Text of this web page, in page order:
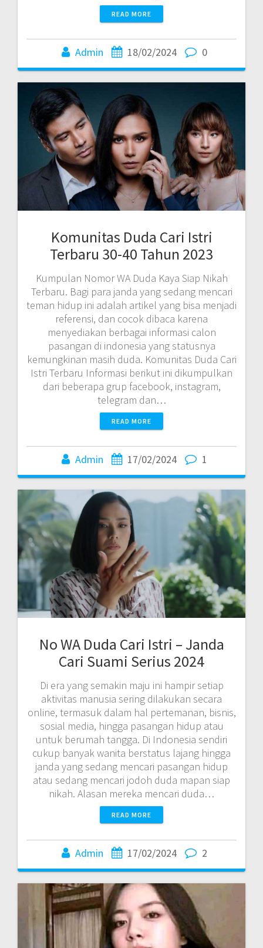
READ MORE
Admin 18/02/2024 0
Komunitas Duda Cari Istri
Terbaru 30-40 Tahun 2023
Kumpulan Nomor WA Duda Kaya Siap Nikah
Terbaru. Bagi para janda yang sedang mencari
teman hidup ini adalah artikel yang bisa menjadi
referensi, dan cocok dibaca karena
menyediakan berbagai informasi calon
pasangan di indonesia yang statusnya
kemungkinan masih duda. Komunitas Duda Cari
Istri Terbaru Informasi berikut ini dikumpulkan
dari beberapa grup facebook, instagram,
telegram dan…
READ MORE
Admin 17/02/2024 1
No WA Duda Cari Istri – Janda
Cari Suami Serius 2024
Di era yang semakin maju ini hampir setiap
aktivitas manusia sering dilakukan secara
online, termasuk dalam hal pertemanan, bisnis,
sosial media, hingga pasangan hidup atau
untuk berumah tangga. Di Indonesia sendiri
cukup banyak wanita berstatus lajang hingga
janda yang sedang mencari pasangan hidup
atau sedang mencari jodoh duda mapan siap
nikah. Alasan mereka mencari duda…
READ MORE
Admin 17/02/2024 2